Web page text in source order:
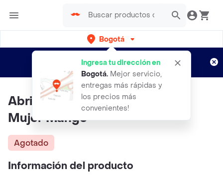
Bogotá
Ingresa tu dirección en
Bogotá. Mejor servicio,
entregas más rápidas y
los precios más
convenientes!
envíos gratis por semanas
Aplican TyC
Abrigo Fernanda Negro Talla L
Mujer Mango
Agotado
Información del producto